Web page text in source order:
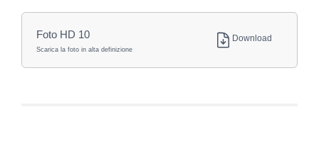
Foto HD 10
Scarica la foto in alta definizione
Download